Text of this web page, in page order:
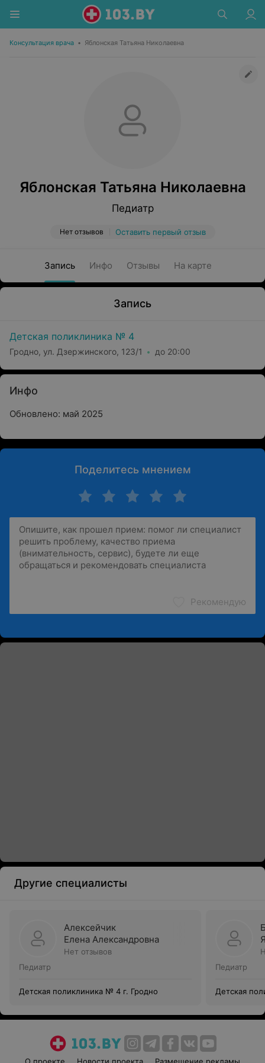
Консультация врача • Яблонская Татьяна Николаевна
Яблонская Татьяна Николаевна
Педиатр
Нет отзывов Оставить первый отзыв
Запись Инфо Отзывы На карте
Запись
Детская поликлиника № 4
Гродно, ул. Дзержинского, 123/1 до 20:00
Инфо
Обновлено: май 2025
Поделитесь мнением
Рекомендую
Другие специалисты
Алексейчик
Елена Александровна
Нет отзывов
Педиатр
Детская поликлиника № 4 г. Гродно
Педиатр
Детская